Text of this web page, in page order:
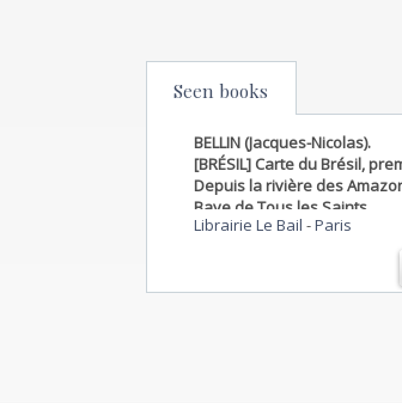
Seen books
BELLIN (Jacques-Nicolas).
[BRÉSIL] Carte du Brésil,
Depuis la rivière des
Baye de Tous les Saints.
Librairie Le Bail -Paris